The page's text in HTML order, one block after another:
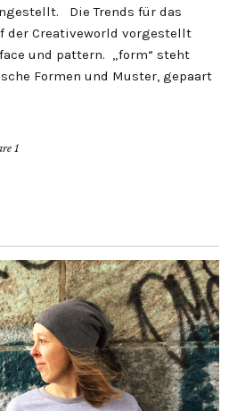
Die Trends für das
der Creativeworld vorgestellt
und pattern. „form“ steht
Formen und Muster, gepaart
1